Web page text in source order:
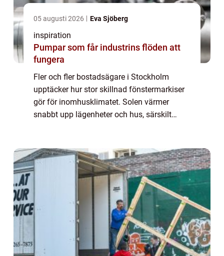
05 augusti 2026 Eva Sjöberg
inspiration
Pumpar som får industrins flöden att
fungera
Fler och fler bostadsägare i Stockholm
upptäcker hur stor skillnad fönstermarkiser
gör för inomhusklimatet. Solen värmer
snabbt upp lägenheter och hus, särskilt
mi...